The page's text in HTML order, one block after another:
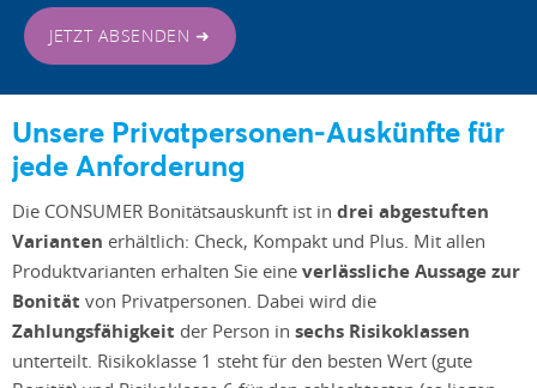
JETZT ABSENDEN ➜
Unsere Privatpersonen-Auskünfte für
jede Anforderung
Die CONSUMER Bonitätsauskunft ist in drei abgestuften
Varianten erhältlich: Check, Kompakt und Plus. Mit allen
Produktvarianten erhalten Sie eine verlässliche Aussage zur
Bonität von Privatpersonen. Dabei wird die
Zahlungsfähigkeit der Person in sechs Risikoklassen
unterteilt. Risikoklasse 1 steht für den besten Wert (gute